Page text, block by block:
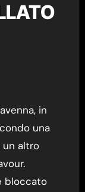
una
un altro
bloccato